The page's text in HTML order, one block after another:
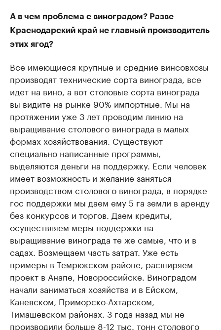
А в чем проблема с виноградом? Разве
Краснодарский край не главный производитель
этих ягод?
Все имеющиеся крупные и средние винсовхозы
производят технические сорта винограда, все
идет на вино, а вот столовые сорта винограда
вы видите на рынке 90% импортные. Мы на
протяжении уже 3 лет проводим линию на
выращивание столового винограда в малых
формах хозяйствования. Существуют
специально написанные программы,
выделяются деньги на поддержку. Если человек
имеет возможность и желание заняться
производством столового винограда, в порядке
гос поддержки мы даем ему 5 га земли в аренду
без конкурсов и торгов. Даем кредиты,
осуществляем меры поддержки на
выращивание винограда те же самые, что и в
садах. Возмещаем часть затрат. Уже есть
примеры в Темрюкском районе, расширяем
проект в Анапе, Новороссийске. Виноградом
начали заниматься хозяйства и в Ейском,
Каневском, Приморско-Ахтарском,
Тимашевском районах. 3 года назад мы не
производили больше 8-12 тыс. тонн столового